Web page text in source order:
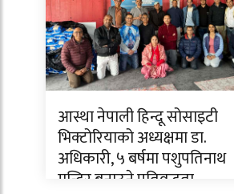
आस्था नेपाली हिन्दू सोसाइटी
भिक्टोरियाको अध्यक्षमा डा.
अधिकारी, ५ बर्षमा पशुपतिनाथ
मन्दिर बनाउने प्रतिवद्धता